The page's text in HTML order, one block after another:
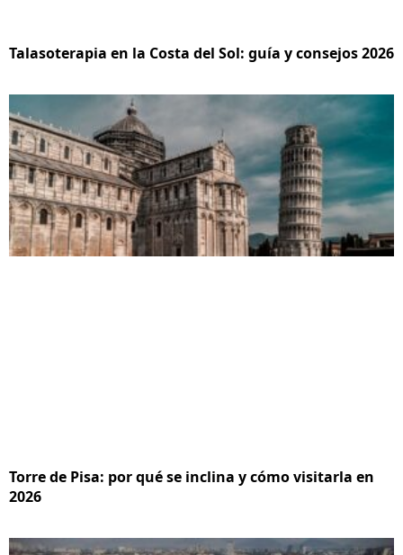
Talasoterapia en la Costa del Sol: guía y consejos 2026
Torre de Pisa: por qué se inclina y cómo visitarla en
2026